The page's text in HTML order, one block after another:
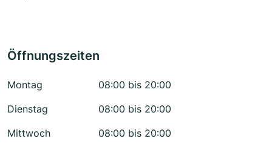
Öffnungszeiten
Montag
08:00 bis 20:00
Dienstag
08:00 bis 20:00
Mittwoch
08:00 bis 20:00